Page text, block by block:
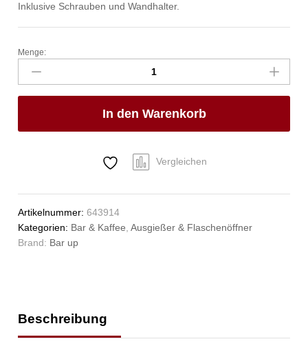
Inklusive Schrauben und Wandhalter.
Flaschenöffner
Auffangbehälter,
Bar
135x70x(H)295mm
Menge:
In den Warenkorb
Vergleichen
Artikelnummer:643914
Kategorien: Bar & Kaffee ,Ausgießer & Flaschenöffner
Brand: Bar up
Beschreibung